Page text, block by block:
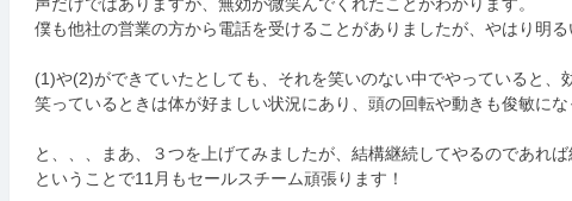
僕も他社の営業の方から電話を受けることがありましたが、やはり明る
(1)や(2)ができていたとしても、それを笑いのない中でやっていると、
笑っているときは体が好ましい状況にあり、頭の回転や動きも俊敏にな
と、、、まあ、３つを上げてみましたが、結構継続してやるのであれば
ということで11月もセールスチーム頑張ります！